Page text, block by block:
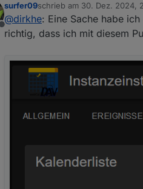
Offline
surfer09schrieb am 30. Dez. 2024,
zuletzt editiert von
@dirkhe: Eine Sache habe
richtig, dass ich mit diesem